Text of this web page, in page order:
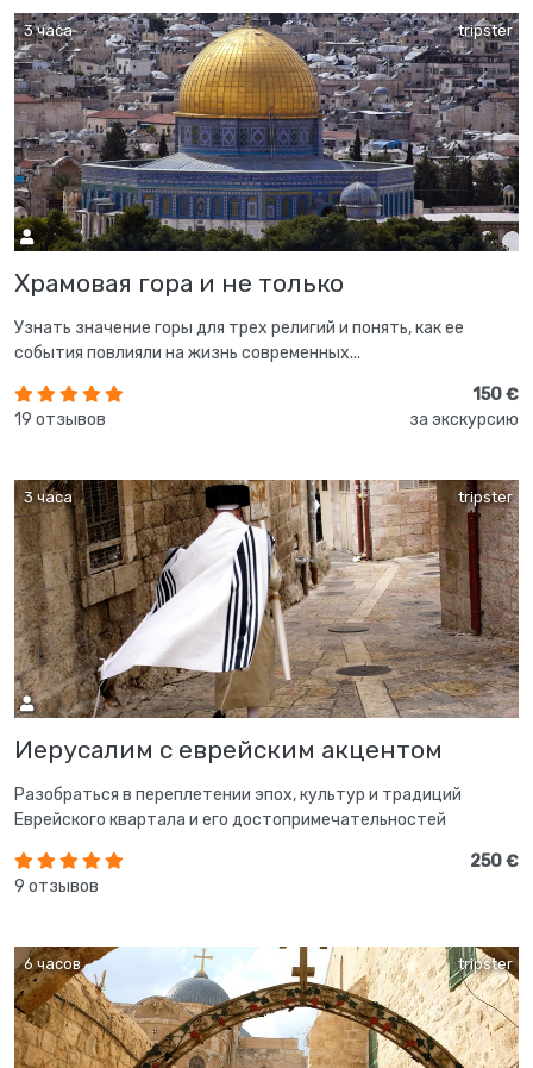
tripster
3 часа
Храмовая гора и не только
Узнать значение горы для трех религий и понять, как ее
события повлияли на жизнь современных...
19 отзывов
150 €
за экскурсию
tripster
3 часа
Иерусалим с еврейским акцентом
Разобраться в переплетении эпох, культур и традиций
Еврейского квартала и его достопримечательностей
9 отзывов
250 €
tripster
6 часов